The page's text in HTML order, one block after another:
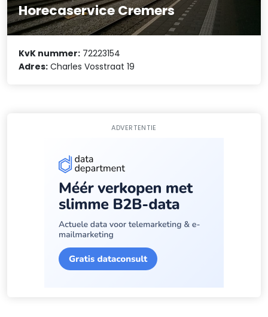
Horecaservice Cremers
KvK nummer: 72223154
Adres: Charles Vosstraat 19
ADVERTENTIE